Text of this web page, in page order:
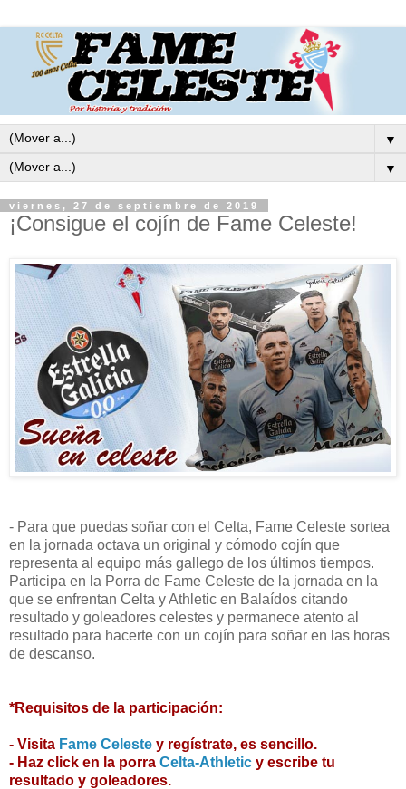
▼
▼
viernes, 27 de septiembre de 2019
¡Consigue el cojín de Fame Celeste!
- Para que puedas soñar con el Celta, Fame Celeste sortea
en la jornada octava un original y cómodo cojín que
representa al equipo más gallego de los últimos tiempos.
Participa en la Porra de Fame Celeste de la jornada en la
que se enfrentan Celta y Athletic en Balaídos citando
resultado y goleadores celestes y permanece atento al
resultado para hacerte con un cojín para soñar en las horas
de descanso.
*Requisitos de la participación:
- Visita Fame Celeste y regístrate, es sencillo.
- Haz click en la porra Celta-Athletic y escribe tu
resultado y goleadores.